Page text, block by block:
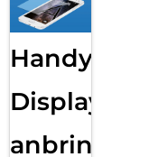
Handy
Displayfolie
anbringen